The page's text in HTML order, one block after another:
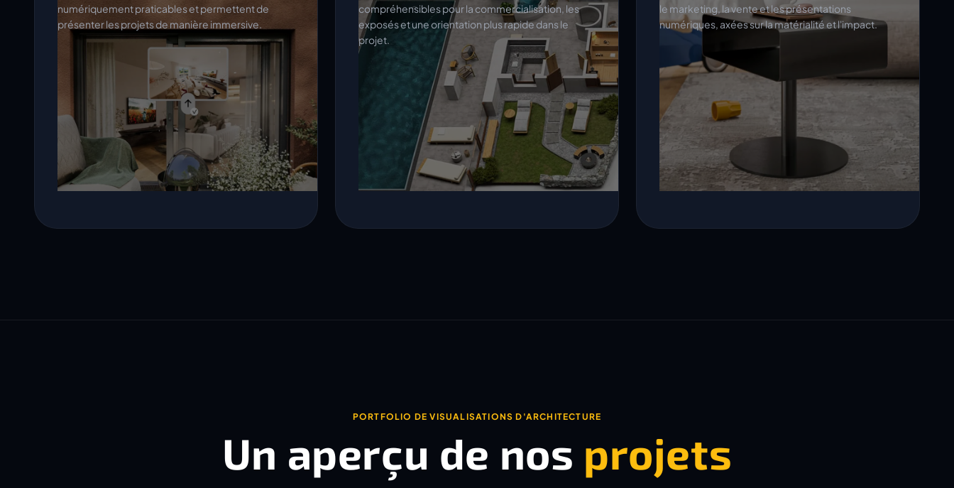
numériquement praticables et permettent de
présenter les projets de manière immersive.
compréhensibles pour la commercialisation, les
exposés et une orientation plus rapide dans le
projet.
le marketing, la vente et les présentations
numériques, axées sur la matérialité et l'impact.
PORTFOLIO DE VISUALISATIONS D'ARCHITECTURE
Un aperçu de nos projets